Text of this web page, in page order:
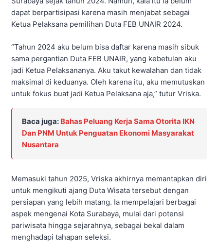
dapat berpartisipasi karena masih menjabat sebagai
Ketua Pelaksana pemilihan Duta FEB UNAIR 2024.
“Tahun 2024 aku belum bisa daftar karena masih sibuk
sama pergantian Duta FEB UNAIR, yang kebetulan aku
jadi Ketua Pelaksananya. Aku takut kewalahan dan tidak
maksimal di keduanya. Oleh karena itu, aku memutuskan
untuk fokus buat jadi Ketua Pelaksana aja,” tutur Vriska.
Baca juga: Bahas Peluang Kerja Sama Otorita IKN
Dan PNM Untuk Penguatan Ekonomi Masyarakat
Nusantara
Memasuki tahun 2025, Vriska akhirnya memantapkan diri
untuk mengikuti ajang Duta Wisata tersebut dengan
persiapan yang lebih matang. Ia mempelajari berbagai
aspek mengenai Kota Surabaya, mulai dari potensi
pariwisata hingga sejarahnya, sebagai bekal dalam
menghadapi tahapan seleksi.